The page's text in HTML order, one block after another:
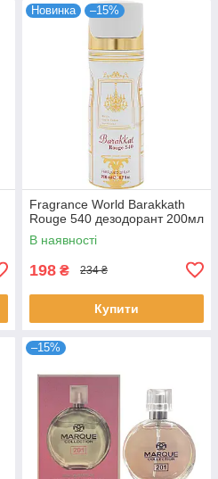
Новинка –15%
Fragrance World Barakkath
Rouge 540 дезодорант 200мл
В наявності
198 ₴ 234 ₴
Купити
–15%